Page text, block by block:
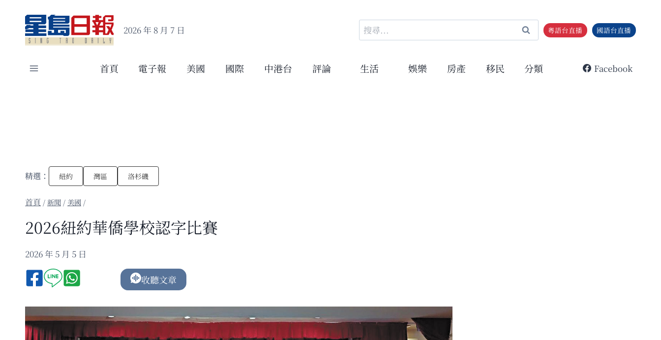
content
2026 年 8 月 7 日
搜
尋
鍵
粵語台直播 國語台直播
首頁 電子報 美國 國際 中港台 評論 生活 娛樂 房產 移民 分類 Facebook
精選： 紐約 灣區 洛杉磯
/新聞 / 美國 /
2026紐約華僑學校認字比賽
2026 年 5 月 5 日
收聽文章